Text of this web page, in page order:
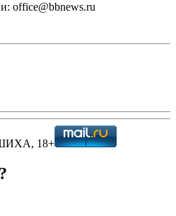
office@bbnews.ru
18+